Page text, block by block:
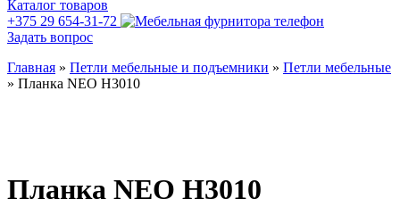
Каталог товаров
+375 29 654-31-72
Задать вопрос
Главная » Петли мебельные и подъемники » Петли мебельные
» Планка NEO H3010
Планка NEO H3010